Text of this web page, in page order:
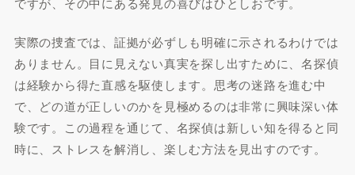
実際の捜査では、証拠が必ずしも明確に示されるわけでは
ありません。目に見えない真実を探し出すために、名探偵
は経験から得た直感を駆使します。思考の迷路を進む中
で、どの道が正しいのかを見極めるのは非常に興味深い体
験です。この過程を通じて、名探偵は新しい知を得ると同
時に、ストレスを解消し、楽しむ方法を見出すのです。